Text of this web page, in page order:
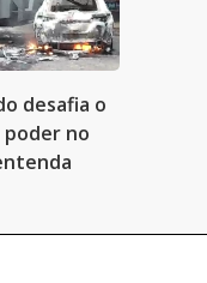
desafia o
poder no